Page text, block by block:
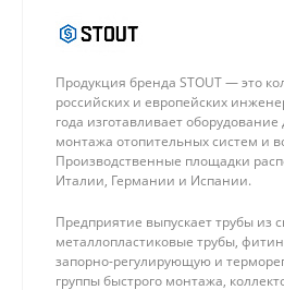
Продукция бренда STOUT — это
российских и европейских
года изготавливает
монтажа отопительных систем и
Производственные площадки
Италии, Германии и Испании.
Предприятие выпускает трубы из
металлопластиковые трубы,
запорно-регулирующую и
группы быстрого монтажа,